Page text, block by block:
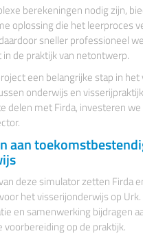
berekeningen nodig zijn,
oplossing die het leerproces
sneller professioneel
de praktijk van netontwerp.
een belangrijke stap in
onderwijs en
delen met Firda, investeren
aan
deze simulator zetten Firda
het visserijonderwijs op
en samenwerking bijdragen
op de praktijk.